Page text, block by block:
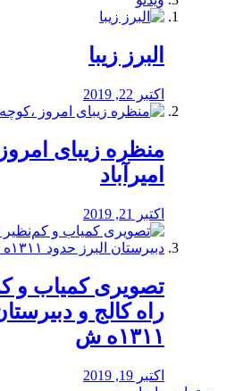
البرز زیبا
اکتبر 22, 2019
منظره‌‌ زیبای
امیرآباد
اکتبر 21, 2019
️تصویری کمیاب و
راه كالج و
۱۳۱۱ه ش
اکتبر 19, 2019